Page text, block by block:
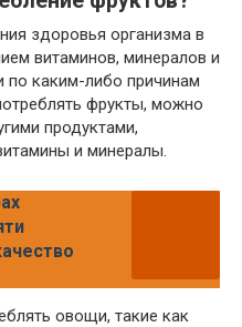
здоровья организма в
витаминов, минералов и
по каким-либо причинам
фрукты, можно
продуктами,
и минералы.
овощи, такие как